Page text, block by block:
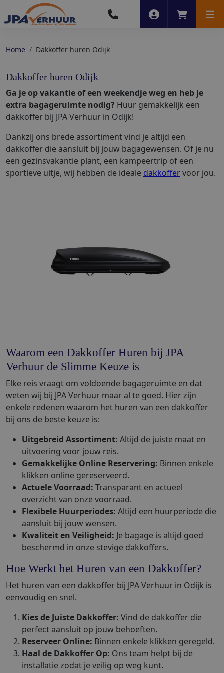
Account
Home Dakkoffer huren Odijk
Dakkoffer huren Odijk
Ga je op vakantie of een weekendje weg en heb je
extra bagageruimte nodig? Huur gemakkelijk een
dakkoffer bij JPA Verhuur in Odijk!
Dankzij ons brede assortiment vind je altijd een
dakkoffer die aansluit bij jouw bagagewensen. Of je nu
een gezinsvakantie plant, een kampeertrip of een
sportieve uitje, wij hebben de ideale dakkoffervoor jou.
Waarom een Dakkoffer Huren bij JPA
Verhuur de Slimme Keuze is
Elke reis vraagt om voldoende bagageruimte en dat
weten wij bij JPA Verhuur maar al te goed. Hier zijn
enkele redenen waarom het huren van een dakkoffer
bij ons de beste keuze is:
Uitgebreid Assortiment: Altijd de juiste maat en
uitvoering voor jouw reis.
Gemakkelijke Online Reservering: Binnen enkele
klikken online gereserveerd.
Actuele Voorraad: Transparant en actueel
overzicht van onze voorraad.
Flexibele Huurperiodes: Altijd een huurperiode die
aansluit bij jouw wensen.
Kwaliteit en Veiligheid: Je bagage is altijd goed
beschermd in onze stevige dakkoffers.
Hoe Werkt het Huren van een Dakkoffer?
Het huren van een dakkoffer bij JPA Verhuur in Odijk is
eenvoudig en snel.
Kies de Juiste Dakkoffer: Vind de dakkoffer die
perfect aansluit op jouw behoeften.
Reserveer Online: Binnen enkele klikken geregeld.
Haal de Dakkoffer Op: Ons team helpt bij de
installatie zodat je veilig op weg kunt.